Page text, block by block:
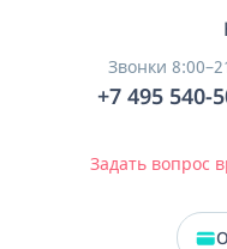
Звонки
+7 495 540-
Задать вопрос